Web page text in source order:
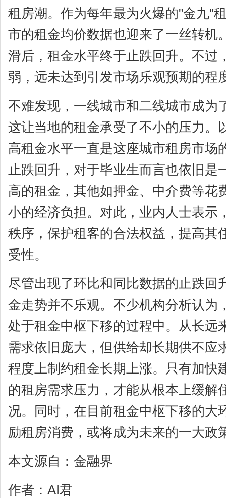
租房潮。作为每年最为火爆的"金九"
市的租金均价数据也迎来了一丝转机
滑后，租金水平终于止跌回升。不过
弱，远未达到引发市场乐观预期的程
不难发现，一线城市和二线城市成为
这让当地的租金承受了不小的压力。
高租金水平一直是这座城市租房市场
止跌回升，对于毕业生而言也依旧是
高的租金，其他如押金、中介费等花
小的经济负担。对此，业内人士表示
秩序，保护租客的合法权益，提高其
受性。
尽管出现了环比和同比数据的止跌回
金走势并不乐观。不少机构分析认为
处于租金中枢下移的过程中。从长远
需求依旧庞大，但供给却长期供不应
程度上制约租金长期上涨。只有加快
的租房需求压力，才能从根本上缓解
况。同时，在目前租金中枢下移的大
励租房消费，或将成为未来的一大政
本文源自：金融界
作者：AI君